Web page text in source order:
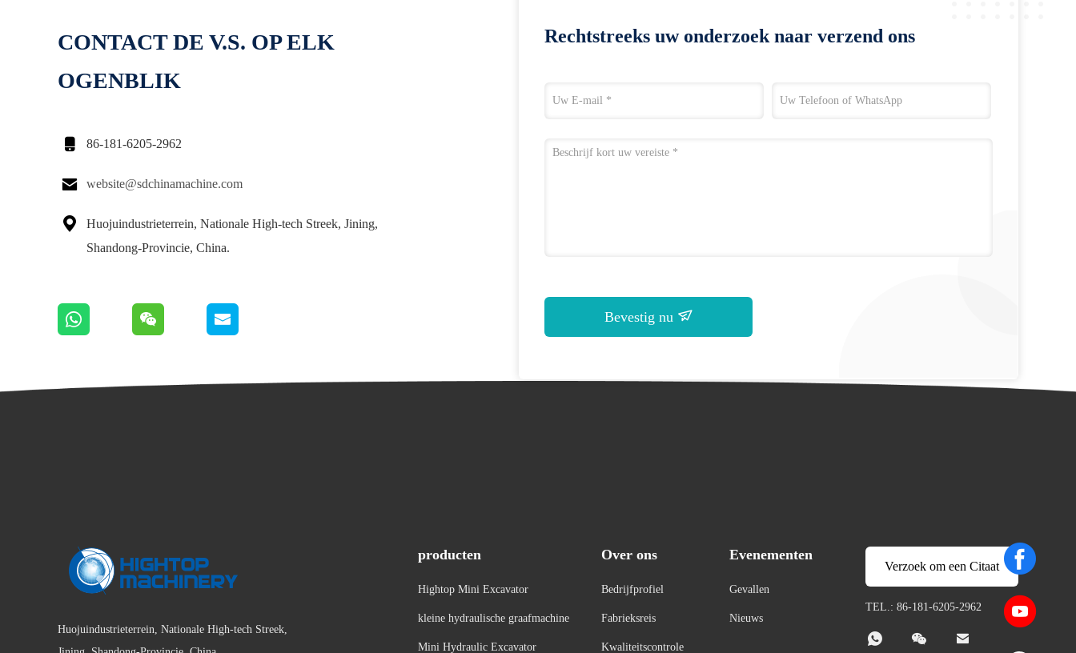
CONTACT DE V.S. OP ELK
OGENBLIK
 86-181-6205-2962
 website@sdchinamachine.com

Huojuindustrieterrein, Nationale High-tech Streek, Jining,
Shandong-Provincie, China.
Rechtstreeks uw onderzoek naar verzend ons
Bevestig nu
Huojuindustrieterrein, Nationale High-tech Streek,
producten
Hightop Mini Excavator
kleine hydraulische graafmachine
Mini Hydraulic Excavator
Over ons
Bedrijfprofiel
Fabrieksreis
Kwaliteitscontrole
Evenementen
Gevallen
Nieuws
Verzoek om een Citaat
TEL.: 86-181-6205-2962
  